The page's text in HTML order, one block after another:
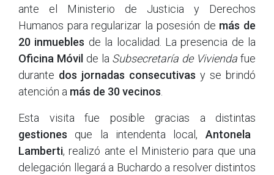
ante el Ministerio de Justicia y Derechos
Humanos para regularizar la posesión de más de
20 inmuebles de la localidad. La presencia de la
Oficina Móvil de la Subsecretaría de Vivienda fue
durante dos jornadas consecutivas y se brindó
atención a más de 30 vecinos
Esta visita fue posible gracias a distintas
gestiones que la intendenta local, Antonela
Lamberti, realizó ante el Ministerio para que una
delegación llegará a Buchardo a resolver distintos